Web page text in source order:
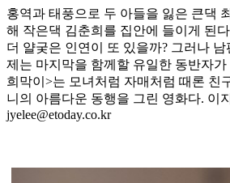
홍역과 태풍으로 두 아들을 잃은 큰댁
해 작은댁 김춘희를 집안에 들이게 된
더 얄궂은 인연이 또 있을까? 그러나 남
제는 마지막을 함께할 유일한 동반자
희막이>는 모녀처럼 자매처럼 때론 친
니의 아름다운 동행을 그린 영화다. 이
jyelee@etoday.co.kr